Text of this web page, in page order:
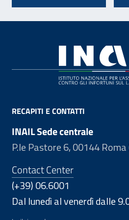
RECAPITI E CONTATTI
INAIL Sede centrale
P.le Pastore 6, 00144 Roma
Contact Center
(+39) 06.6001
Dal lunedì al venerdì dalle